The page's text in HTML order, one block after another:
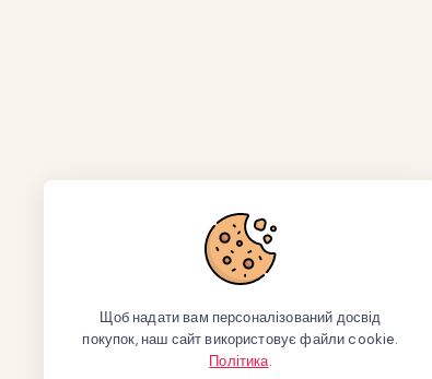
Щоб надати вам персоналізований досвід
покупок, наш сайт використовує файли cookie.
Політика.